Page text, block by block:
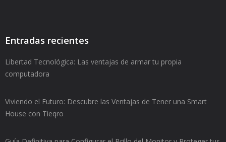
Entradas recientes
Libertad Tecnológica: Las ventajas de armar tu propia
computadora
Viviendo el Futuro: Descubre las Ventajas de Tener una Smart
House con Tieqro